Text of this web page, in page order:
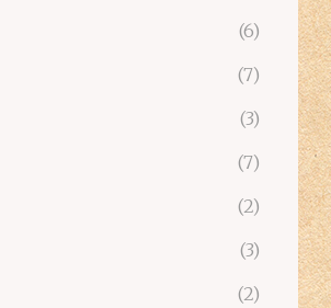
(6)
(7)
(3)
(7)
(2)
(3)
(2)